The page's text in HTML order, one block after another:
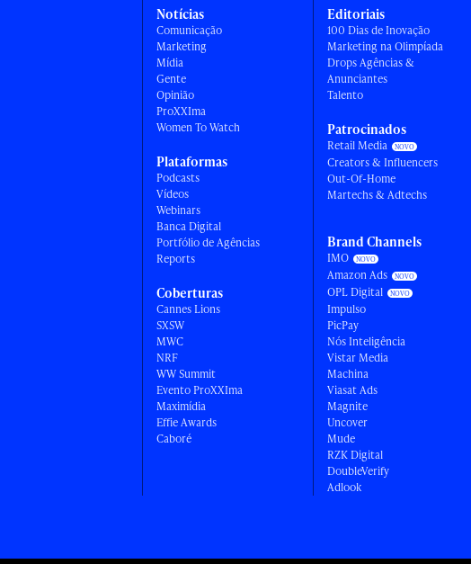
Notícias
Comunicação
Marketing
Mídia
Gente
Opinião
ProXXIma
Women To Watch
Plataformas
Podcasts
Vídeos
Webinars
Banca Digital
Portfólio de Agências
Reports
Coberturas
Cannes Lions
SXSW
MWC
NRF
WW Summit
Evento ProXXIma
Maximídia
Effie Awards
Caboré
Editoriais
100 Dias de Inovação
Marketing na Olimpíada
Drops Agências &
Anunciantes
Talento
Patrocinados
Retail Media
Creators & Influencers
Out-Of-Home
Martechs & Adtechs
Brand Channels
IMO
Amazon Ads
OPL Digital
Impulso
PicPay
Nós Inteligência
Vistar Media
Machina
Viasat Ads
Magnite
Uncover
Mude
RZK Digital
DoubleVerify
Adlook